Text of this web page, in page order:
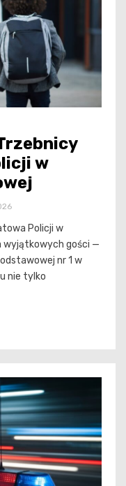
w
Policji w
wyjątkowych gości —
nr 1 w
nie tylko